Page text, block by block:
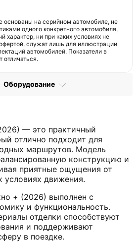
на серийном автомобиле, не
одного конкретного автомобиля,
характер, ни при каких условиях не
служат лишь для иллюстрации
автомобилей. Показатели в
отличаться.
Оборудование
— это практичный
отлично подходит для
маршрутов. Модель
конструкцию и
приятные ощущения от
условиях движения.
+ (2026) выполнен с
и функциональность.
отделки способствуют
и поддерживают
в поездке.